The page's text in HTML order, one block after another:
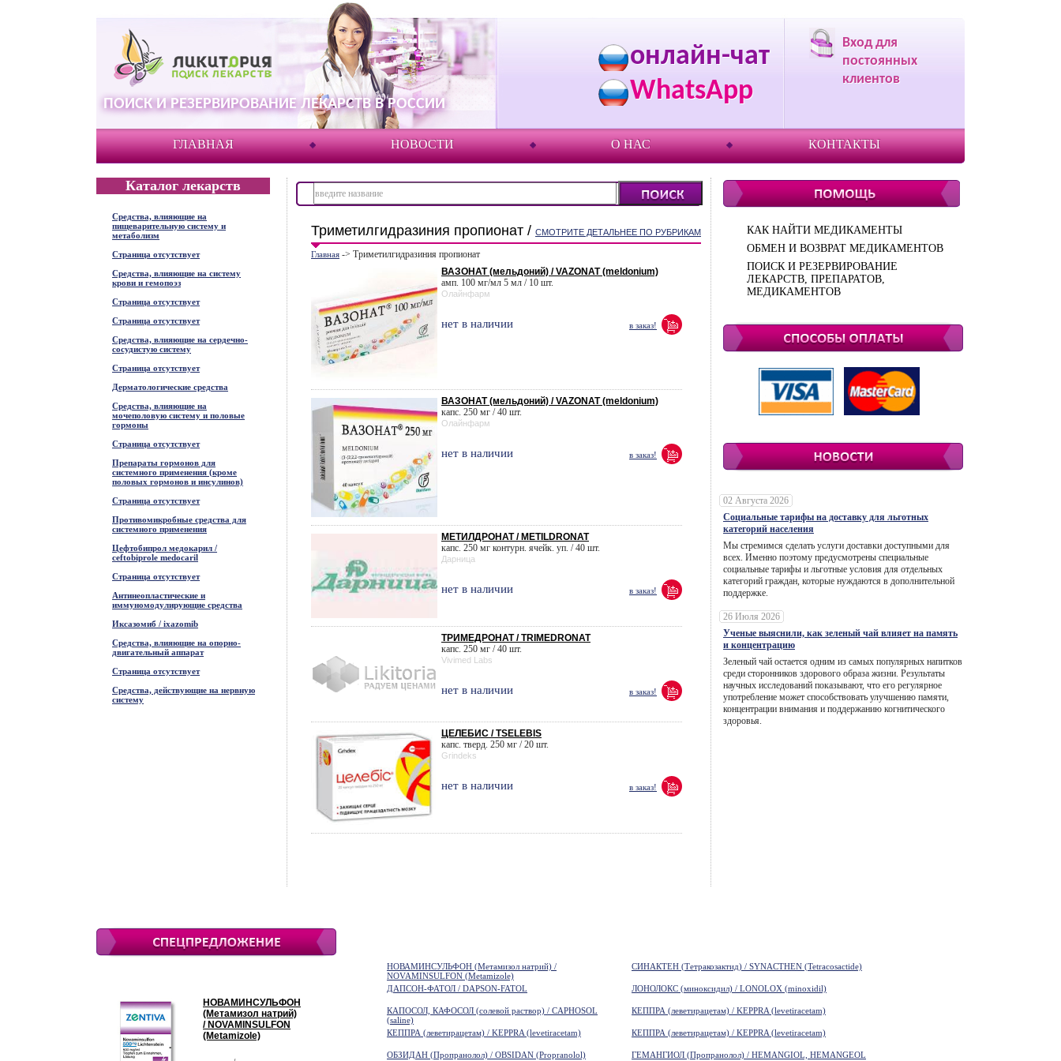
ПОИСК И РЕЗЕРВИРОВАНИЕ ЛЕКАРСТВ В РОССИИ
онлайн-чат
WhatsApp
Вход для
постоянных
клиентов
ГЛАВНАЯ НОВОСТИ О НАС КОНТАКТЫ
Каталог лекарств
Средства, влияющие на
пищеварительную систему и
метаболизм
Страница отсутствует
Средства, влияющие на систему
крови и гемопоэз
Страница отсутствует
Страница отсутствует
Средства, влияющие на сердечно-
сосудистую систему
Страница отсутствует
Дерматологические средства
Средства, влияющие на
мочеполовую систему и половые
гормоны
Страница отсутствует
Препараты гормонов для
системного применения (кроме
половых гормонов и инсулинов)
Страница отсутствует
Противомикробные средства для
системного применения
Цефтобипрол медокарил /
ceftobiprole medocaril
Страница отсутствует
Антинеопластические и
иммуномодулирующие средства
Иксазомиб / ixazomib
Средства, влияющие на опорно-
двигательный аппарат
Страница отсутствует
Средства, действующие на нервную
систему
Триметилгидразиния пропионат / СМОТРИТЕ ДЕТАЛЬНЕЕ ПО РУБРИКАМ
Главная -> Триметилгидразиния пропионат
ВАЗОНАТ (мельдоний) / VAZONAT (meldonium)
амп. 100 мг/мл 5 мл / 10 шт.
Олайнфарм
нет в наличии в заказ!
ВАЗОНАТ (мельдоний) / VAZONAT (meldonium)
капс. 250 мг / 40 шт.
Олайнфарм
нет в наличии в заказ!
МЕТИЛДРОНАТ / METILDRONAT
капс. 250 мг контурн. ячейк. уп. / 40 шт.
Дарница
нет в наличии в заказ!
ТРИМЕДРОНАТ / TRIMEDRONAT
капс. 250 мг / 40 шт.
Vivimed Labs
нет в наличии в заказ!
ЦЕЛЕБИС / TSELEBIS
капс. тверд. 250 мг / 20 шт.
Grindeks
нет в наличии в заказ!
КАК НАЙТИ МЕДИКАМЕНТЫ
ОБМЕН И ВОЗВРАТ МЕДИКАМЕНТОВ
ПОИСК И РЕЗЕРВИРОВАНИЕ
ЛЕКАРСТВ, ПРЕПАРАТОВ,
МЕДИКАМЕНТОВ
02 Августа 2026
Социальные тарифы на доставку для льготных
категорий населения
Мы стремимся сделать услуги доставки доступными для
всех. Именно поэтому предусмотрены специальные
социальные тарифы и льготные условия для отдельных
категорий граждан, которые нуждаются в дополнительной
поддержке.
26 Июля 2026
Ученые выяснили, как зеленый чай влияет на память
и концентрацию
Зеленый чай остается одним из самых популярных напитков
среди сторонников здорового образа жизни. Результаты
научных исследований показывают, что его регулярное
употребление может способствовать улучшению памяти,
концентрации внимания и поддержанию когнитического
здоровья.
НОВАМИНСУЛЬФОН
(Метамизол натрий)
/ NOVAMINSULFON
(Metamizole)
НОВАМИНСУЛЬФОН (Метамизол натрий) /
NOVAMINSULFON (Metamizole)
СИНАКТЕН (Тетракозактид) / SYNACTHEN (Tetracosactide)
ДАПСОН-ФАТОЛ / DAPSON-FATOL ЛОНОЛОКС (миноксидил) / LONOLOX (minoxidil)
КАПОСОЛ, КАФОСОЛ (солевой раствор) / CAPHOSOL
(saline)
КЕППРА (леветирацетам) / KEPPRA (levetiracetam)
КЕППРА (леветирацетам) / KEPPRA (levetiracetam) КЕППРА (леветирацетам) / KEPPRA (levetiracetam)
ОБЗИДАН (Пропранолол) / OBSIDAN (Propranolol)
ГЕМАНГИОЛ (Пропранолол) / HEMANGIOL, HEMANGEOL